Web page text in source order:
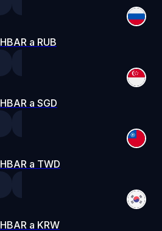
HBAR a RUB
HBAR a SGD
HBAR a TWD
HBAR a KRW